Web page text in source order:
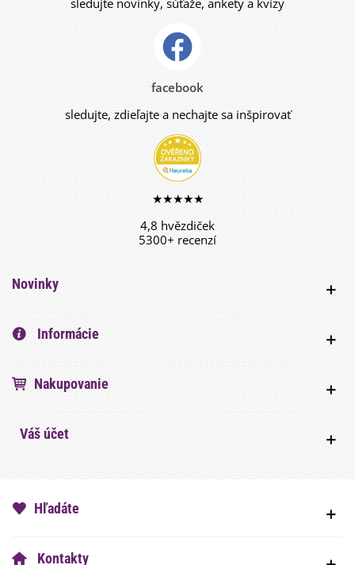
sledujte novinky, súťaže, ankety a kvízy
facebook
sledujte, zdieľajte a nechajte sa inšpirovať
★★★★★
4,8 hvězdiček
5300+ recenzí
Novinky
Informácie
Nakupovanie
Váš účet
Hľadáte
Kontakty